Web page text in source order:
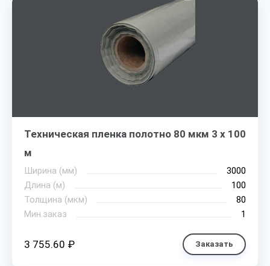
Техническая пленка полотно 80 мкм 3 х 100
м
Ширина (мм)
3000
Длина (м)
100
Толщина (мкм)
80
Мин.заказ
1
3 755.60 ₽ Заказать